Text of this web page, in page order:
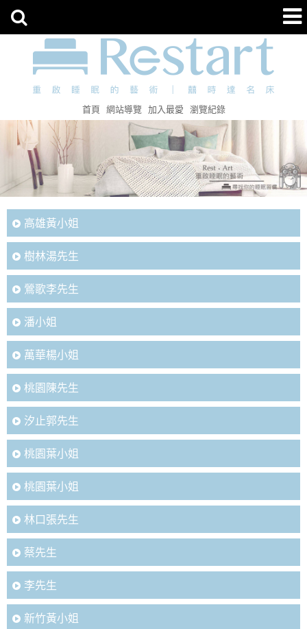
首頁 網站導覽 加入最愛 瀏覽紀錄
高雄黃小姐
樹林湯先生
鶯歌李先生
潘小姐
萬華楊小姐
桃園陳先生
汐止郭先生
桃園葉小姐
桃園葉小姐
林口張先生
蔡先生
李先生
新竹黃小姐